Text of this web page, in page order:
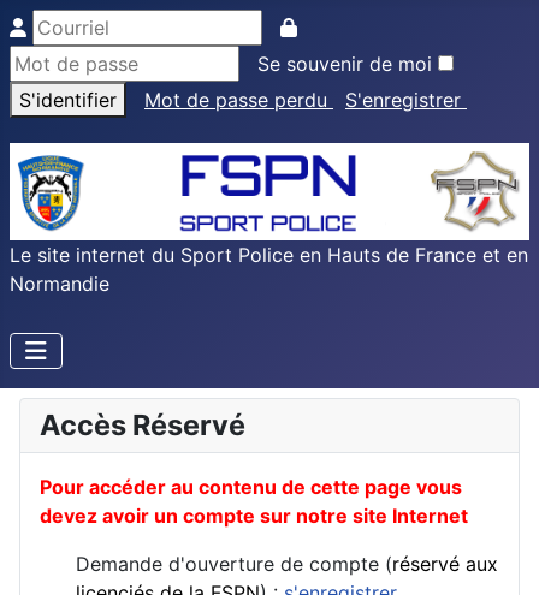
Se souvenir de moi
S'identifier
Mot de passe perdu S'enregistrer
Le site internet du Sport Police en Hauts de France et en
Normandie
Accès Réservé
Pour accéder au contenu de cette page vous
devez avoir un compte sur notre site Internet
Demande d'ouverture de compte (réservé aux